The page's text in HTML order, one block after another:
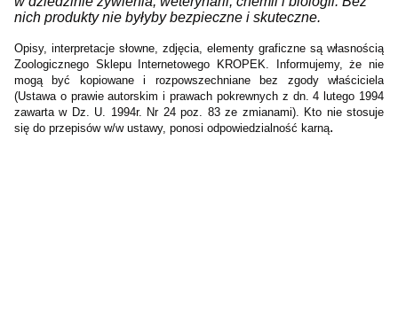
nich produkty nie byłyby bezpieczne i skuteczne.
Opisy, interpretacje słowne, zdjęcia, elementy graficzne są własnością
Zoologicznego Sklepu Internetowego KROPEK. Informujemy, że nie
mogą być kopiowane i rozpowszechniane bez zgody właściciela
(Ustawa o prawie autorskim i prawach pokrewnych z dn. 4 lutego 1994
zawarta w Dz. U. 1994r. Nr 24 poz. 83 ze zmianami). Kto nie stosuje
się do przepisów w/w ustawy, ponosi odpowiedzialność karną.